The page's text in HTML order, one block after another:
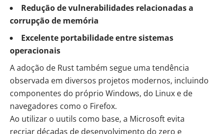
Redução de vulnerabilidades relacionadas a
corrupção de memória
Excelente portabilidade entre sistemas
operacionais
A adoção de Rust também segue uma tendência
observada em diversos projetos modernos, incluindo
componentes do próprio Windows, do Linux e de
navegadores como o Firefox.
Ao utilizar o uutils como base, a Microsoft evita
recriar décadas de desenvolvimento do zero e